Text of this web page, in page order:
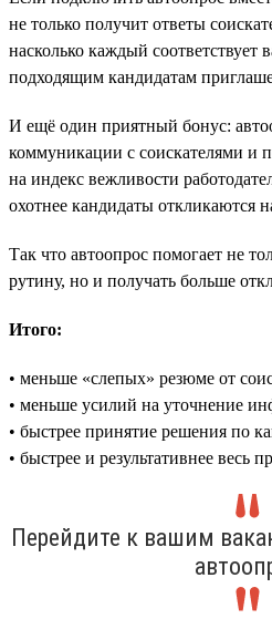
не только получит ответы
насколько каждый соответствует
подходящим кандидатам
И ещё один приятный бонус:
коммуникации с соискателями и
на индекс вежливости
охотнее кандидаты откликаются
Так что автоопрос помогает не
рутину, но и получать больше
Итого:
• меньше «слепых» резюме от
• меньше усилий на уточнение
• быстрее принятие решения по
• быстрее и результативнее весь
Перейдите к вашим